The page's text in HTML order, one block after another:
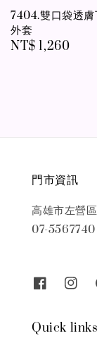
7404.雙口袋透
外套
Regular
NT$ 1,260
門市資訊
高雄市左營
07-5567740
Quick links